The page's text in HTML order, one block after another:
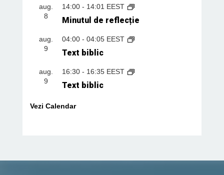
aug.
8
14:00- 14:01 EEST
Minutul de reflecție
aug.
9
04:00- 04:05 EEST
Text biblic
aug.
9
16:30- 16:35 EEST
Text biblic
Vezi Calendar